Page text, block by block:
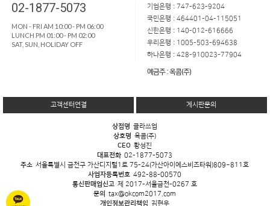
02-1877-5073
MON - FRI AM 10:00 - PM 06:00
LUNCH PM 01:00 - PM 02:00
SAT, SUN, HOLIDAY OFF
기업은행 : 747-623-9204
국민은행 : 464401-04-115051
신한은행 : 140-012-616666
우리은행 : 1005-503-694638
하나은행 : 428-910023-77904
예금주 : 옥콤(주)
고객센터연결 게시판문의
상점명 클라쓰업
상호명 옥콤(주)
CEO 황성진
대표전화 02-1877-5073
주소 서울특별시 금천구 가산디지털1로 75-24(가산아이에스비즈타워)809~811호
사업자등록번호 492-88-00570
통신판매업신고 제 2017-서울금천-0267 호
문의 tax@okcom2017.com
개인정보관리책임 김현우